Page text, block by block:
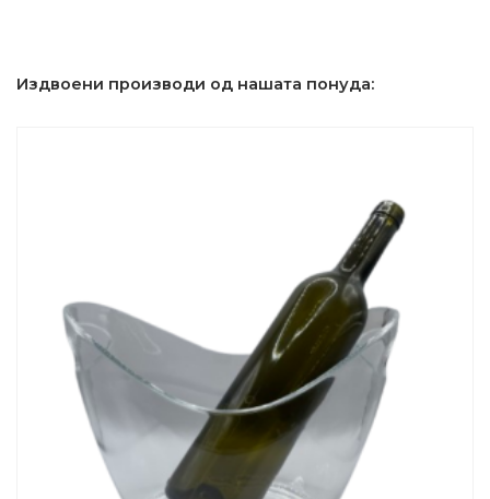
Издвоени производи од нашата понуда: